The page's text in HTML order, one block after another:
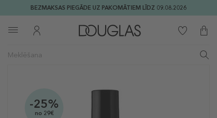
BEZMAKSAS PIEGĀDE UZ PAKOMĀTIEM LĪDZ 09.08.2026
-25%
no 29€